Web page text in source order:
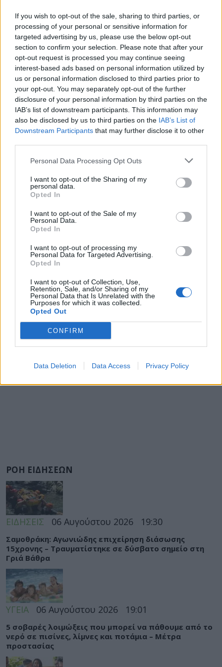
If you wish to opt-out of the sale, sharing to third parties, or
processing of your personal or sensitive information for
targeted advertising by us, please use the below opt-out
section to confirm your selection. Please note that after your
opt-out request is processed you may continue seeing
interest-based ads based on personal information utilized by
us or personal information disclosed to third parties prior to
your opt-out. You may separately opt-out of the further
disclosure of your personal information by third parties on the
IAB’s list of downstream participants. This information may
also be disclosed by us to third parties on the IAB’s List of
Downstream Participants that may further disclose it to other
Personal Data Processing Opt Outs
I want to opt-out of the Sharing of my
personal data.
Opted In
I want to opt-out of the Sale of my
Personal Data.
Opted In
I want to opt-out of processing my
Personal Data for Targeted Advertising.
Opted In
I want to opt-out of Collection, Use,
Retention, Sale, and/or Sharing of my
Personal Data that Is Unrelated with the
Purposes for which it was collected.
Opted Out
CONFIRM
Data Deletion Data Access Privacy Policy
ιδίως μη κατεργασμένο, κινδυνεύουν
περισσότερο να αναπτύξουν μια συχνή
φλεγμονώδη πάθηση του...
ΡΟΗ ΕΙΔΗΣΕΩΝ
ΕΙΔΗΣΕΙΣ 06 Αυγούστου 2026 19:30
Σαμοθράκη: Αγωνιώδης επιχείρηση διάσωσης
15χρονης – Τραυματίστηκε σε δύσβατο σημείο στη
Γριά Βάθρα
ΥΓΕΙΑ 06 Αυγούστου 2026 19:01
5 σοβαρές λοιμώξεις που μπορεί να πάθουμε από το
νερό σε πισίνες, λίμνες και ποτάμια – Μέτρα
προστασίας